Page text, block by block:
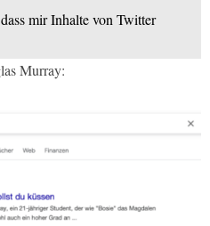
mir Inhalte von Twitter
Murray: